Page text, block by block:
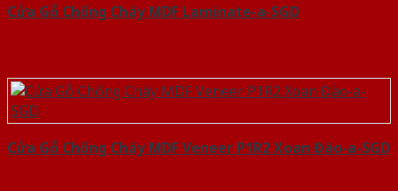
Cửa Gỗ Chống Cháy MDF Laminate-a-SGD
Cửa Gỗ Chống Cháy MDF Veneer P1R2 Xoan Đào-a-SGD